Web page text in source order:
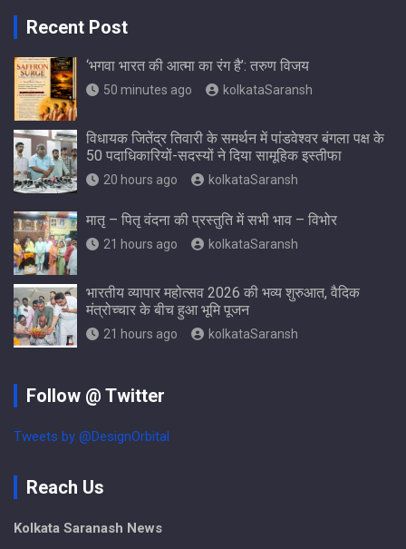
Recent Post
‘भगवा भारत की आत्मा का रंग है’: तरुण विजय
50 minutes ago kolkataSaransh
विधायक जितेंद्र तिवारी के समर्थन में पांडवेश्वर बंगला पक्ष के
50 पदाधिकारियों-सदस्यों ने दिया सामूहिक इस्तीफा
20 hours ago kolkataSaransh
मातृ – पितृ वंदना की प्रस्तुति में सभी भाव – विभोर
21 hours ago kolkataSaransh
भारतीय व्यापार महोत्सव 2026 की भव्य शुरुआत, वैदिक
मंत्रोच्चार के बीच हुआ भूमि पूजन
21 hours ago kolkataSaransh
Follow @ Twitter
Tweets by @DesignOrbital
Reach Us
Kolkata Saranash News